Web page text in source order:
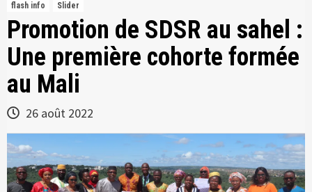
flash info Slider
Promotion de SDSR au sahel :
Une première cohorte formée
au Mali
26 août 2022